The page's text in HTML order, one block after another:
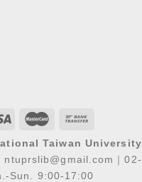
Taiwan University
ntuprslib@gmail.com｜
Sun. 9:00-17:00